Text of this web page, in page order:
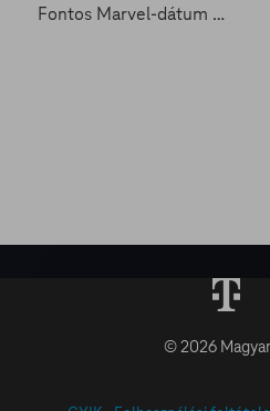
Fontos Marvel-dátum a láthatáron - Zacc nélkül 2081.
© 2026